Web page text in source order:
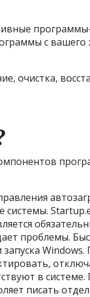
с вашего
очистка,
системы.
проблемы.
в
писать